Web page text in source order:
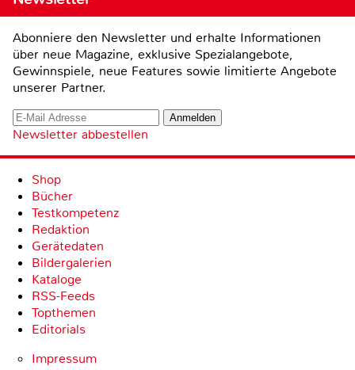
Abonniere den Newsletter und erhalte Informationen
über neue Magazine, exklusive Spezialangebote,
Gewinnspiele, neue Features sowie limitierte Angebote
unserer Partner.
Newsletter abbestellen
Shop
Bücher
Testkompetenz
Redaktion
Gerätedaten
Bildergalerien
Kataloge
RSS-Feeds
Topthemen
Editorials
Impressum